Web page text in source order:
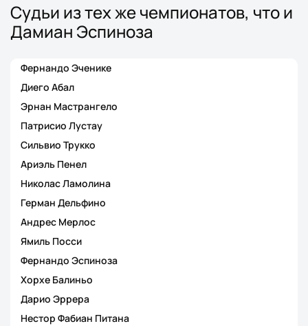
Судьи из тех же чемпионатов, что и
Дамиан Эспиноза
Фернандо Эченике
Диего Абал
Эрнан Мастрангело
Патрисио Лустау
Сильвио Трукко
Ариэль Пенел
Николас Ламолина
Герман Дельфино
Андрес Мерлос
Ямиль Посси
Фернандо Эспиноза
Хорхе Балиньо
Дарио Эррера
Нестор Фабиан Питана